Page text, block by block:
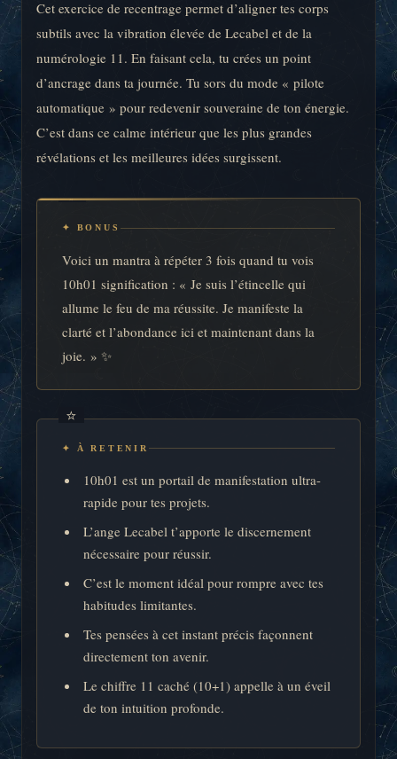
Cet exercice de recentrage permet d’aligner tes corps
subtils avec la vibration élevée de Lecabel et de la
numérologie 11. En faisant cela, tu crées un point
d’ancrage dans ta journée. Tu sors du mode « pilote
automatique » pour redevenir souveraine de ton énergie.
C’est dans ce calme intérieur que les plus grandes
révélations et les meilleures idées surgissent.
✦ BONUS
Voici un mantra à répéter 3 fois quand tu vois
10h01 signification : « Je suis l’étincelle qui
allume le feu de ma réussite. Je manifeste la
clarté et l’abondance ici et maintenant dans la
joie. » ✨
✦ À RETENIR
10h01 est un portail de manifestation ultra-
rapide pour tes projets.
L’ange Lecabel t’apporte le discernement
nécessaire pour réussir.
C’est le moment idéal pour rompre avec tes
habitudes limitantes.
Tes pensées à cet instant précis façonnent
directement ton avenir.
Le chiffre 11 caché (10+1) appelle à un éveil
de ton intuition profonde.